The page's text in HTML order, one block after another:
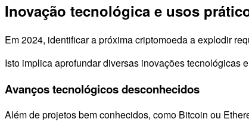
Inovação tecnológica e usos
Em 2024, identificar a próxima criptomoeda a explodir
Isto implica aprofundar diversas inovações tecnológicas
Avanços tecnológicos desconhecidos
Além de projetos bem conhecidos, como Bitcoin ou